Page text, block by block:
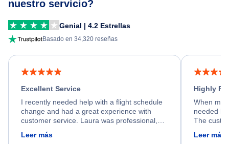
nuestro servicio?
Genial | 4.2 Estrellas
Basado en 34,320 reseñas
Excellent Service
I recently needed help with a flight schedule
change and had a great experience with
customer service. Laura was professional,
friendly, and very helpful throughout the
process. She quickly found a solution and
Leer más
Highly
When my
needed
The
calm,
Leer más